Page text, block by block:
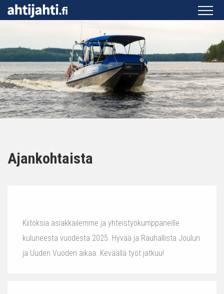
Ajankohtaista
Kiitoksia asiakkailemme ja yhteistyökumppaneille
kuluneesta vuodesta 2025. Hyvää ja Rauhallista Joulun
ja Uuden Vuoden aikaa. Keväällä työt jatkuu!